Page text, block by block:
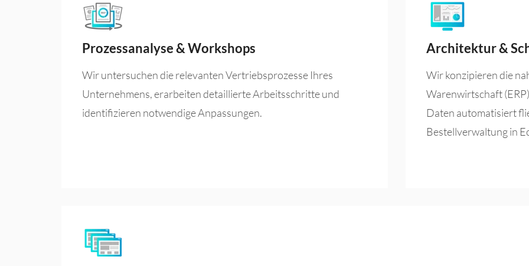
Prozessanalyse & Workshops
Wir untersuchen die relevanten Vertriebsprozesse Ihres
Unternehmens, erarbeiten detaillierte Arbeitsschritte und
identifizieren notwendige Anpassungen.
Architektur &
Wir konzipieren die
Warenwirtschaft
Daten automatisiert
Bestellverwaltung in